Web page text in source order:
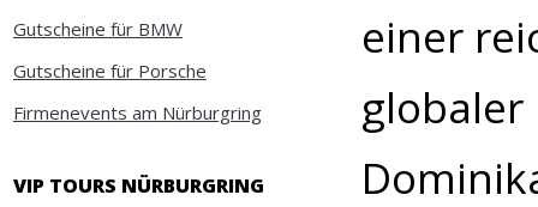
Gutscheine für BMW
Gutscheine für Porsche
Firmenevents am Nürburgring
VIP TOURS NÜRBURGRING
einer
globaler